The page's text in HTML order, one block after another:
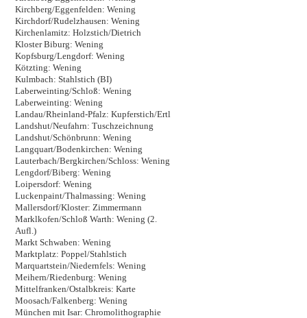
Kirchberg/Eggenfelden: Wening
Kirchdorf/Rudelzhausen: Wening
Kirchenlamitz: Holzstich/Dietrich
Kloster Biburg: Wening
Kopfsburg/Lengdorf: Wening
Kötzting: Wening
Kulmbach: Stahlstich (BI)
Laberweinting/Schloß: Wening
Laberweinting: Wening
Landau/Rheinland-Pfalz: Kupferstich/Ertl
Landshut/Neufahrn: Tuschzeichnung
Landshut/Schönbrunn: Wening
Langquart/Bodenkirchen: Wening
Lauterbach/Bergkirchen/Schloss: Wening
Lengdorf/Biberg: Wening
Loipersdorf: Wening
Luckenpaint/Thalmassing: Wening
Mallersdorf/Kloster: Zimmermann
Marklkofen/Schloß Warth: Wening (2.
Aufl.)
Markt Schwaben: Wening
Marktplatz: Poppel/Stahlstich
Marquartstein/Niedernfels: Wening
Meihern/Riedenburg: Wening
Mittelfranken/Ostalbkreis: Karte
Moosach/Falkenberg: Wening
München mit Isar: Chromolithographie